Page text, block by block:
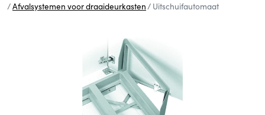
Afvalsystemen voor draaideurkasten
Uitschuifautomaat